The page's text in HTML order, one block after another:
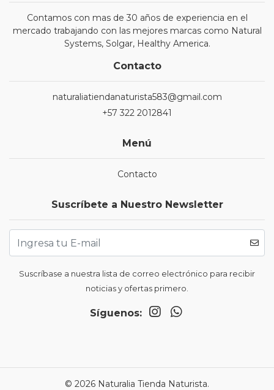
Contamos con mas de 30 años de experiencia en el
mercado trabajando con las mejores marcas como Natural
Systems, Solgar, Healthy America.
Contacto
naturaliatiendanaturista583@gmail.com
+57 322 2012841
Menú
Contacto
Suscríbete a Nuestro Newsletter
Suscríbase a nuestra lista de correo electrónico para recibir
noticias y ofertas primero.
Síguenos:
© 2026 Naturalia Tienda Naturista.